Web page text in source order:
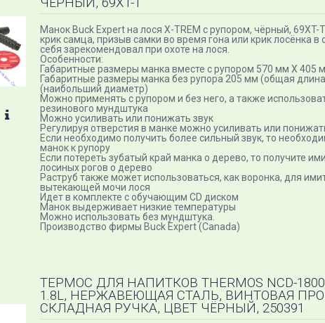
Манок Buck Expert на лося X-TREM с рупором, чёрный, 69XT-
крик самца, призыв самки во время гона или крик лосёнка в
себя зарекомендовал при охоте на лося.
Особенности:
Габаритные размеры манка вместе с рупором 570 мм Х 405
Габаритные размеры манка без рупора 205 мм (общая
(наибольший диаметр)
Можно применять с рупором и без него, а также
резинового мундштука
Можно усиливать или понижать звук
Регулируя отверстия в манке можно усиливать или
Если необходимо получить более сильный звук, то
манок к рупору
Если потереть зубатый край манка о дерево, то получите
лосиных рогов о дерево
Раструб также может использоваться, как воронка, для
вытекающей мочи лося
Идет в комплекте с обучающим CD диском
Манок выдерживает низкие температуры
Можно использовать без мундштука.
Производство фирмы Buck Expert (Canada)
ТЕРМОС ДЛЯ НАПИТКОВ THERMOS NCD-1800
1.8L, НЕРЖАВЕЮЩАЯ СТАЛЬ, ВИНТОВАЯ
СКЛАДНАЯ РУЧКА, ЦВЕТ ЧЁРНЫЙ, 250391